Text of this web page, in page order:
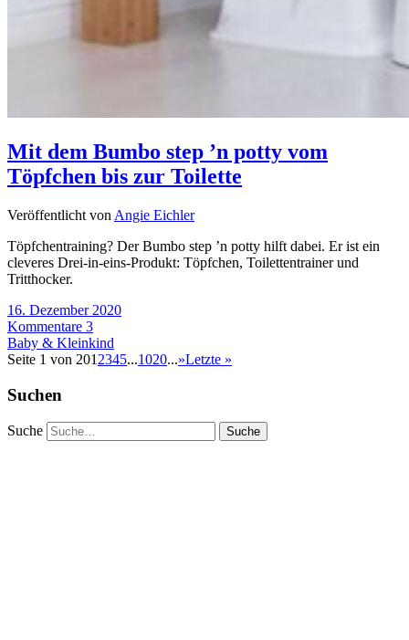
Mit dem Bumbo step ’n potty vom
Töpfchen bis zur Toilette
Veröffentlicht von Angie Eichler
Töpfchentraining? Der Bumbo step ’n potty hilft dabei. Er ist ein
cleveres Drei-in-eins-Produkt: Töpfchen, Toilettentrainer und
Tritthocker.
16. Dezember 2020
Kommentare 3
Baby & Kleinkind
Seite 1 von 201 2345...1020...»Letzte »
Suchen
Suche